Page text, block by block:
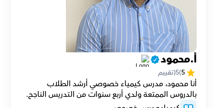
أ.محمود
5
(
5(تقييم
بالدروس الممتعة ولدي أربع سنوات من التدريس الناجح.